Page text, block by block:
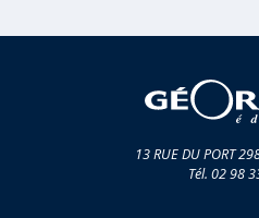
13 RUE DU PORT
Tél. 02 98